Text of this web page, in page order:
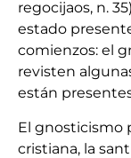
regocijaos, n.
estado
comienzos: el
revisten
están
El gnosticismo
cristiana, la